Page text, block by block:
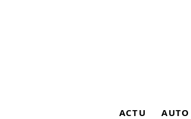
ACTU AUTO